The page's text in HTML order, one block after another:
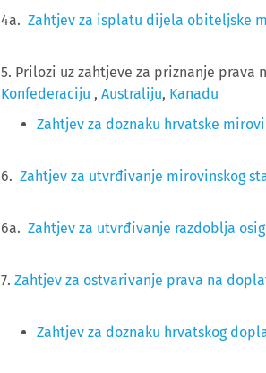
4a. Zahtjev za isplatu dijela obiteljske
5. Prilozi uz zahtjeve za priznanje prava
Konfederaciju , Australiju, Kanadu
Zahtjev za doznaku hrvatske
6. Zahtjev za utvrđivanje mirovinskog
6a. Zahtjev za utvrđivanje razdoblja
7. Zahtjev za ostvarivanje prava na
Zahtjev za doznaku hrvatskog